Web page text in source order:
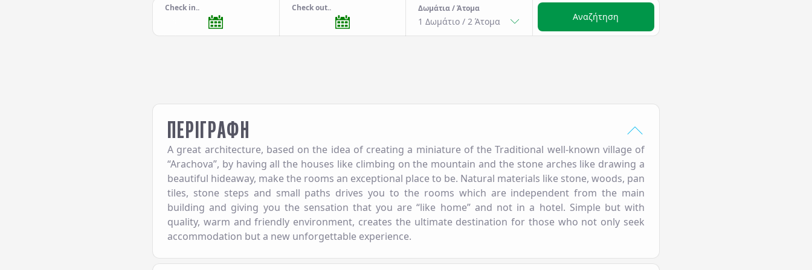
Check in.. Check out.. Δωμάτια / Άτομα
1 Δωμάτιο / 2 Άτομα Αναζήτηση
ΠΕΡΙΓΡΑΦΗ
A great architecture, based on the idea of creating a miniature of the Traditional well-known village of
“Arachova”, by having all the houses like climbing on the mountain and the stone arches like drawing a
beautiful hideaway, make the rooms an exceptional place to be. Natural materials like stone, woods, pan
tiles, stone steps and small paths drives you to the rooms which are independent from the main
building and giving you the sensation that you are “like home” and not in a hotel. Simple but with
quality, warm and friendly environment, creates the ultimate destination for those who not only seek
accommodation but a new unforgettable experience.